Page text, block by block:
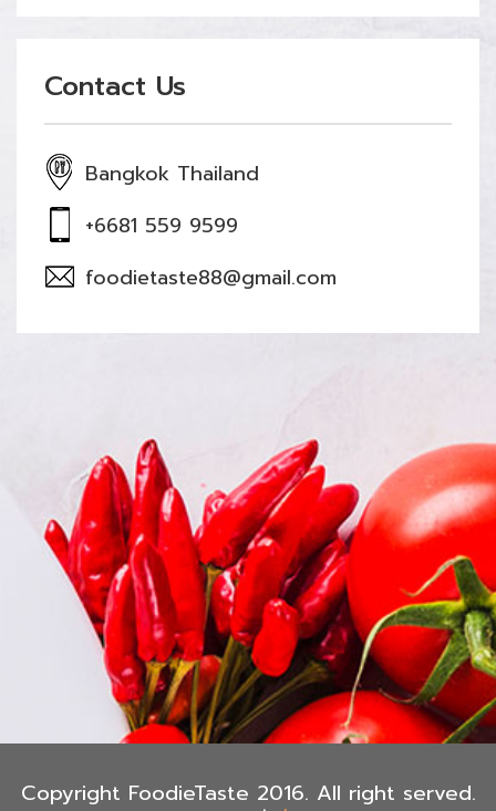
Contact Us
Bangkok Thailand
+6681 559 9599
foodietaste88@gmail.com
Copyright FoodieTaste 2016. All right served.